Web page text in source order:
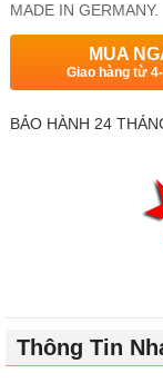
MADE IN GERMANY.
MUA
Giao hàng từ
BẢO HÀNH 24
Thông Tin